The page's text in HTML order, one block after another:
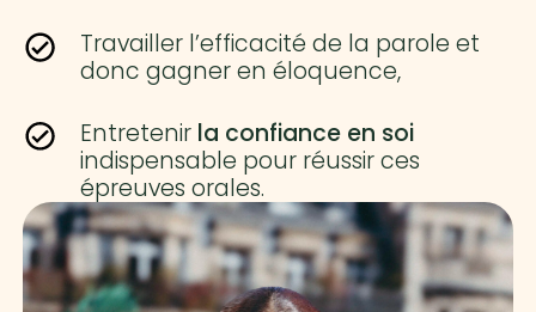
Travailler l’efficacité de la parole et
donc gagner en éloquence,
Entretenir la confiance en soi
indispensable pour réussir ces
épreuves orales.